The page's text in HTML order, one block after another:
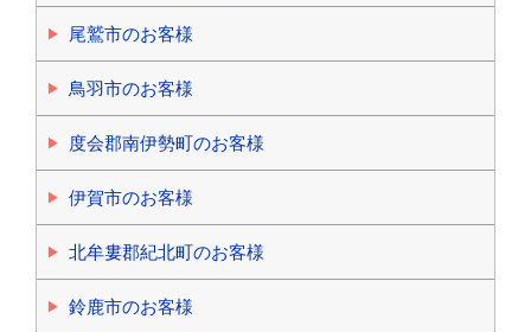
尾鷲市のお客様
鳥羽市のお客様
度会郡南伊勢町のお客様
伊賀市のお客様
北牟婁郡紀北町のお客様
鈴鹿市のお客様